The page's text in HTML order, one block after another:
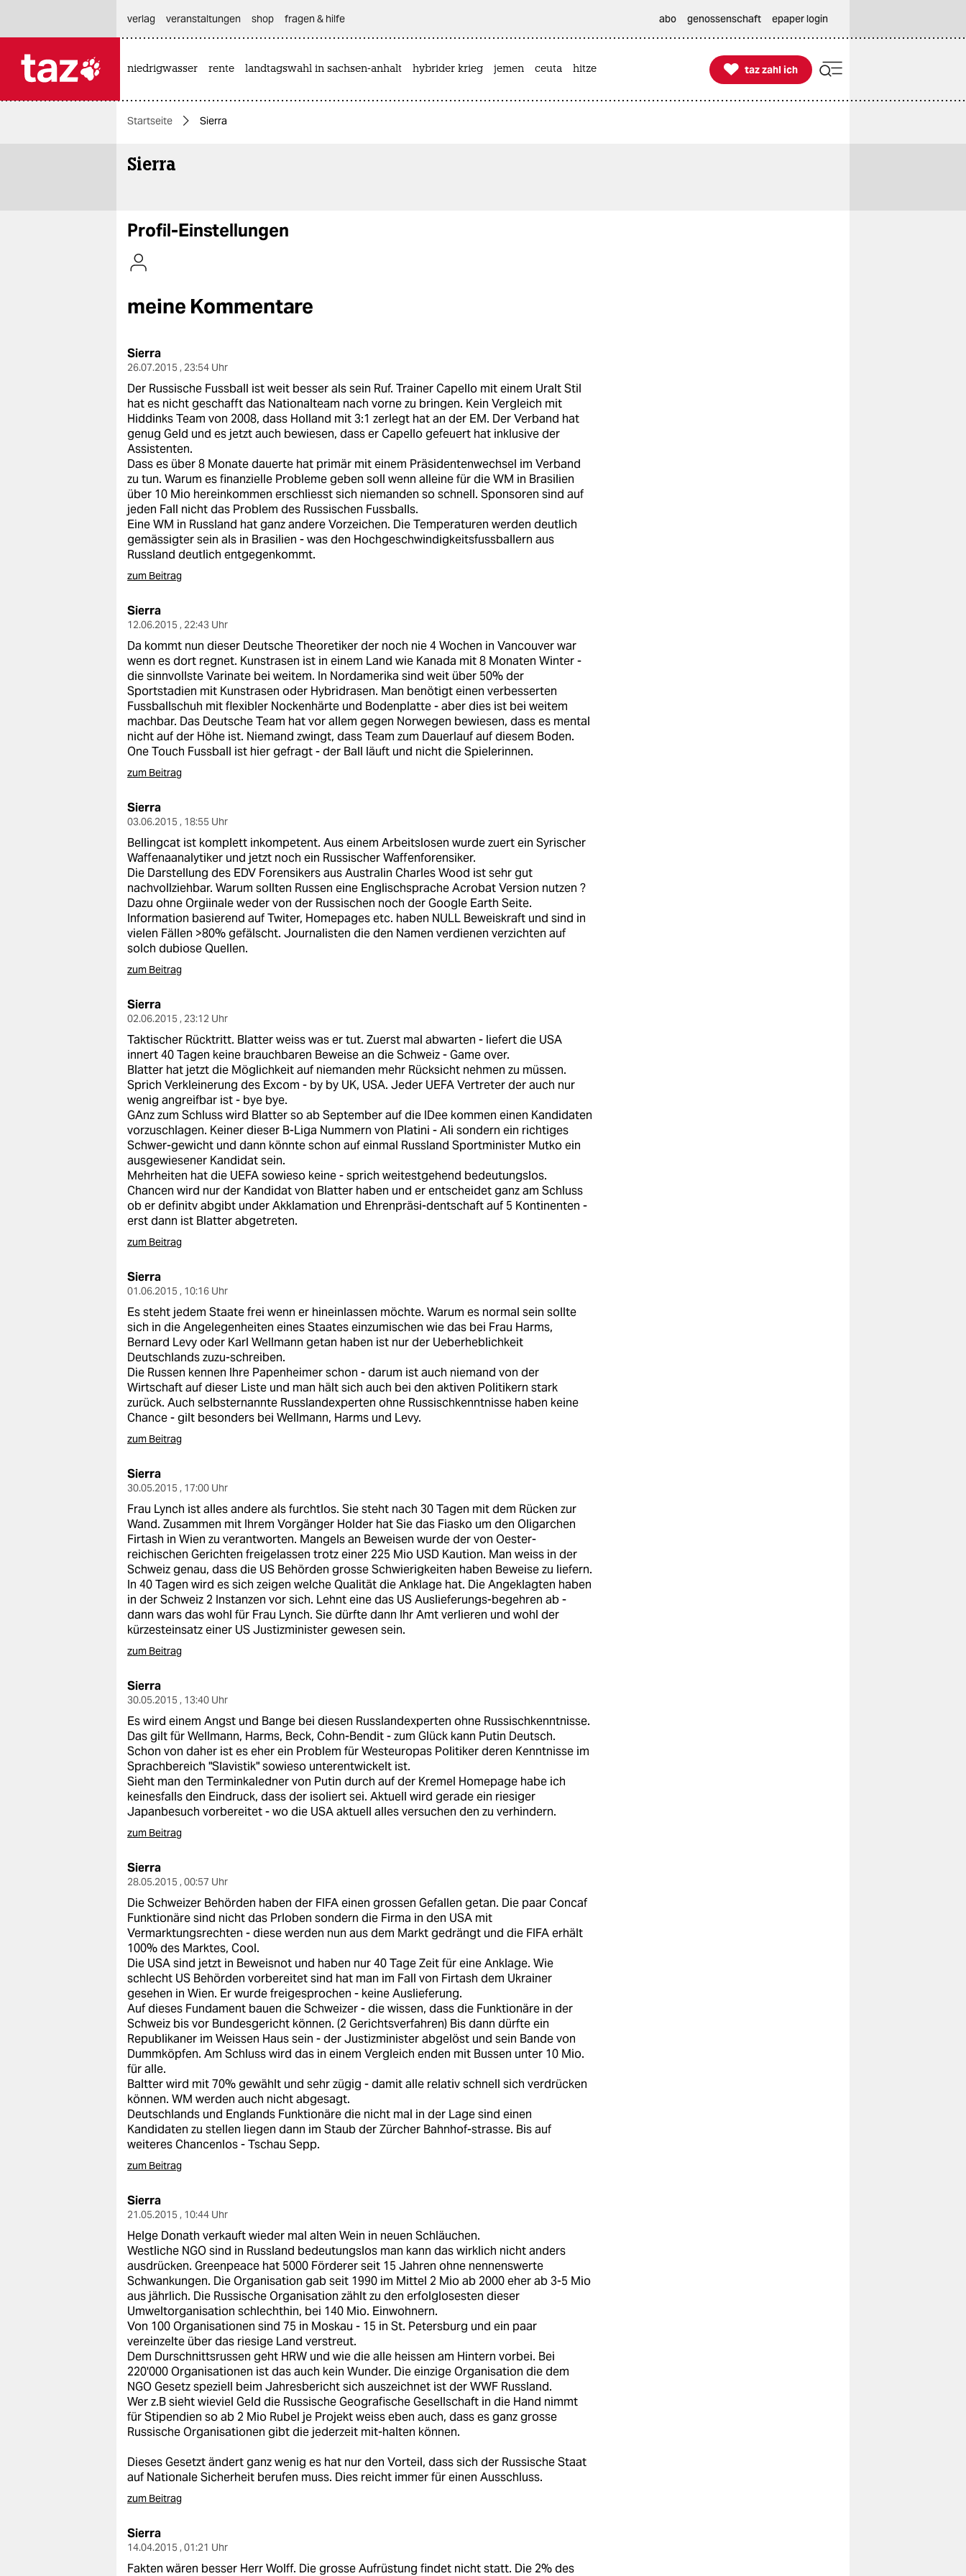
themen
politik
gesellschaft
kultur
nord
wahrheit
verlag
verlag
veranstaltungen
shop
fragen & hilfe
unterstützen
genossenschaft
epaper login
verlag
veranstaltungen shop fragen & hilfe abo genossenschaft epaper login
niedrigwasser rente landtagswahl in sachsen-anhalt hybrider krieg jemen ceuta hitze 
taz zahl ich
taz zahl ich
Startseite Sierra
Sierra
Profil-Einstellungen
meine Kommentare
Sierra
26.07.2015 , 23:54 Uhr
Der Russische Fussball ist weit besser als sein Ruf. Trainer Capello mit einem Uralt Stil
hat es nicht geschafft das Nationalteam nach vorne zu bringen. Kein Vergleich mit
Hiddinks Team von 2008, dass Holland mit 3:1 zerlegt hat an der EM. Der Verband hat
genug Geld und es jetzt auch bewiesen, dass er Capello gefeuert hat inklusive der
Assistenten.
Dass es über 8 Monate dauerte hat primär mit einem Präsidentenwechsel im Verband
zu tun. Warum es finanzielle Probleme geben soll wenn alleine für die WM in Brasilien
über 10 Mio hereinkommen erschliesst sich niemanden so schnell. Sponsoren sind auf
jeden Fall nicht das Problem des Russischen Fussballs.
Eine WM in Russland hat ganz andere Vorzeichen. Die Temperaturen werden deutlich
gemässigter sein als in Brasilien - was den Hochgeschwindigkeitsfussballern aus
Russland deutlich entgegenkommt.
zum Beitrag
Sierra
12.06.2015 , 22:43 Uhr
Da kommt nun dieser Deutsche Theoretiker der noch nie 4 Wochen in Vancouver war
wenn es dort regnet. Kunstrasen ist in einem Land wie Kanada mit 8 Monaten Winter -
die sinnvollste Varinate bei weitem. In Nordamerika sind weit über 50% der
Sportstadien mit Kunstrasen oder Hybridrasen. Man benötigt einen verbesserten
Fussballschuh mit flexibler Nockenhärte und Bodenplatte - aber dies ist bei weitem
machbar. Das Deutsche Team hat vor allem gegen Norwegen bewiesen, dass es mental
nicht auf der Höhe ist. Niemand zwingt, dass Team zum Dauerlauf auf diesem Boden.
One Touch Fussball ist hier gefragt - der Ball läuft und nicht die Spielerinnen.
zum Beitrag
Sierra
03.06.2015 , 18:55 Uhr
Bellingcat ist komplett inkompetent. Aus einem Arbeitslosen wurde zuert ein Syrischer
Waffenaanalytiker und jetzt noch ein Russischer Waffenforensiker.
Die Darstellung des EDV Forensikers aus Australin Charles Wood ist sehr gut
nachvollziehbar. Warum sollten Russen eine Englischsprache Acrobat Version nutzen ?
Dazu ohne Orgiinale weder von der Russischen noch der Google Earth Seite.
Information basierend auf Twiter, Homepages etc. haben NULL Beweiskraft und sind in
vielen Fällen >80% gefälscht. Journalisten die den Namen verdienen verzichten auf
solch dubiose Quellen.
zum Beitrag
Sierra
02.06.2015 , 23:12 Uhr
Taktischer Rücktritt. Blatter weiss was er tut. Zuerst mal abwarten - liefert die USA
innert 40 Tagen keine brauchbaren Beweise an die Schweiz - Game over.
Blatter hat jetzt die Möglichkeit auf niemanden mehr Rücksicht nehmen zu müssen.
Sprich Verkleinerung des Excom - by by UK, USA. Jeder UEFA Vertreter der auch nur
wenig angreifbar ist - bye bye.
GAnz zum Schluss wird Blatter so ab September auf die IDee kommen einen Kandidaten
vorzuschlagen. Keiner dieser B-Liga Nummern von Platini - Ali sondern ein richtiges
Schwer-gewicht und dann könnte schon auf einmal Russland Sportminister Mutko ein
ausgewiesener Kandidat sein.
Mehrheiten hat die UEFA sowieso keine - sprich weitestgehend bedeutungslos.
Chancen wird nur der Kandidat von Blatter haben und er entscheidet ganz am Schluss
ob er definitv abgibt under Akklamation und Ehrenpräsi-dentschaft auf 5 Kontinenten -
erst dann ist Blatter abgetreten.
zum Beitrag
Sierra
01.06.2015 , 10:16 Uhr
Es steht jedem Staate frei wenn er hineinlassen möchte. Warum es normal sein sollte
sich in die Angelegenheiten eines Staates einzumischen wie das bei Frau Harms,
Bernard Levy oder Karl Wellmann getan haben ist nur der Ueberheblichkeit
Deutschlands zuzu-schreiben.
Die Russen kennen Ihre Papenheimer schon - darum ist auch niemand von der
Wirtschaft auf dieser Liste und man hält sich auch bei den aktiven Politikern stark
zurück. Auch selbsternannte Russlandexperten ohne Russischkenntnisse haben keine
Chance - gilt besonders bei Wellmann, Harms und Levy.
zum Beitrag
Sierra
30.05.2015 , 17:00 Uhr
Frau Lynch ist alles andere als furchtlos. Sie steht nach 30 Tagen mit dem Rücken zur
Wand. Zusammen mit Ihrem Vorgänger Holder hat Sie das Fiasko um den Oligarchen
Firtash in Wien zu verantworten. Mangels an Beweisen wurde der von Oester-
reichischen Gerichten freigelassen trotz einer 225 Mio USD Kaution. Man weiss in der
Schweiz genau, dass die US Behörden grosse Schwierigkeiten haben Beweise zu liefern.
In 40 Tagen wird es sich zeigen welche Qualität die Anklage hat. Die Angeklagten haben
in der Schweiz 2 Instanzen vor sich. Lehnt eine das US Auslieferungs-begehren ab -
dann wars das wohl für Frau Lynch. Sie dürfte dann Ihr Amt verlieren und wohl der
kürzesteinsatz einer US Justizminister gewesen sein.
zum Beitrag
Sierra
30.05.2015 , 13:40 Uhr
Es wird einem Angst und Bange bei diesen Russlandexperten ohne Russischkenntnisse.
Das gilt für Wellmann, Harms, Beck, Cohn-Bendit - zum Glück kann Putin Deutsch.
Schon von daher ist es eher ein Problem für Westeuropas Politiker deren Kenntnisse im
Sprachbereich "Slavistik" sowieso unterentwickelt ist.
Sieht man den Terminkaledner von Putin durch auf der Kremel Homepage habe ich
keinesfalls den Eindruck, dass der isoliert sei. Aktuell wird gerade ein riesiger
Japanbesuch vorbereitet - wo die USA aktuell alles versuchen den zu verhindern.
zum Beitrag
Sierra
28.05.2015 , 00:57 Uhr
Die Schweizer Behörden haben der FIFA einen grossen Gefallen getan. Die paar Concaf
Funktionäre sind nicht das Prloben sondern die Firma in den USA mit
Vermarktungsrechten - diese werden nun aus dem Markt gedrängt und die FIFA erhält
100% des Marktes, Cool.
Die USA sind jetzt in Beweisnot und haben nur 40 Tage Zeit für eine Anklage. Wie
schlecht US Behörden vorbereitet sind hat man im Fall von Firtash dem Ukrainer
gesehen in Wien. Er wurde freigesprochen - keine Auslieferung.
Auf dieses Fundament bauen die Schweizer - die wissen, dass die Funktionäre in der
Schweiz bis vor Bundesgericht können. (2 Gerichtsverfahren) Bis dann dürfte ein
Republikaner im Weissen Haus sein - der Justizminister abgelöst und sein Bande von
Dummköpfen. Am Schluss wird das in einem Vergleich enden mit Bussen unter 10 Mio.
für alle.
Baltter wird mit 70% gewählt und sehr zügig - damit alle relativ schnell sich verdrücken
können. WM werden auch nicht abgesagt.
Deutschlands und Englands Funktionäre die nicht mal in der Lage sind einen
Kandidaten zu stellen liegen dann im Staub der Zürcher Bahnhof-strasse. Bis auf
weiteres Chancenlos - Tschau Sepp.
zum Beitrag
Sierra
21.05.2015 , 10:44 Uhr
Helge Donath verkauft wieder mal alten Wein in neuen Schläuchen.
Westliche NGO sind in Russland bedeutungslos man kann das wirklich nicht anders
ausdrücken. Greenpeace hat 5000 Förderer seit 15 Jahren ohne nennenswerte
Schwankungen. Die Organisation gab seit 1990 im Mittel 2 Mio ab 2000 eher ab 3-5 Mio
aus jährlich. Die Russische Organisation zählt zu den erfolglosesten dieser
Umweltorganisation schlechthin, bei 140 Mio. Einwohnern.
Von 100 Organisationen sind 75 in Moskau - 15 in St. Petersburg und ein paar
vereinzelte über das riesige Land verstreut.
Dem Durschnittsrussen geht HRW und wie die alle heissen am Hintern vorbei. Bei
220'000 Organisationen ist das auch kein Wunder. Die einzige Organisation die dem
NGO Gesetz speziell beim Jahresbericht sich auszeichnet ist der WWF Russland.
Wer z.B sieht wieviel Geld die Russische Geografische Gesellschaft in die Hand nimmt
für Stipendien so ab 2 Mio Rubel je Projekt weiss eben auch, dass es ganz grosse
Russische Organisationen gibt die jederzeit mit-halten können.
Dieses Gesetzt ändert ganz wenig es hat nur den Vorteil, dass sich der Russische Staat
auf Nationale Sicherheit berufen muss. Dies reicht immer für einen Ausschluss.
zum Beitrag
Sierra
14.04.2015 , 01:21 Uhr
Fakten wären besser Herr Wolff. Die grosse Aufrüstung findet nicht statt. Die 2% des